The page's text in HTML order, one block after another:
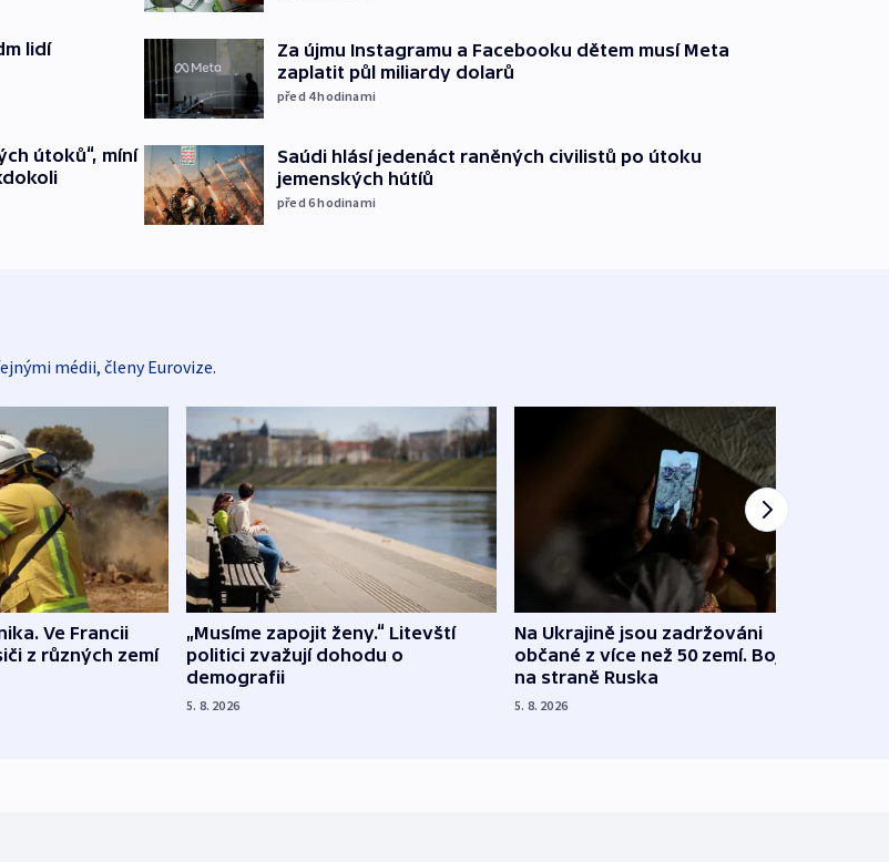
lidí
útoků“, míní
Za újmu Instagramu a Facebooku dětem musí Meta
zaplatit půl miliardy dolarů
před 4hodinami
Saúdi hlásí jedenáct raněných civilistů po útoku
jemenských hútíů
před 6hodinami
médii, členy Eurovize.
Ve Francii
z různých zemí
„Musíme zapojit ženy.“ Litevští
politici zvažují dohodu o
demografii
5. 8. 2026
Na Ukrajině jsou zadržováni
občané z více než 50 zemí. Bojovali
na straně Ruska
5. 8. 2026